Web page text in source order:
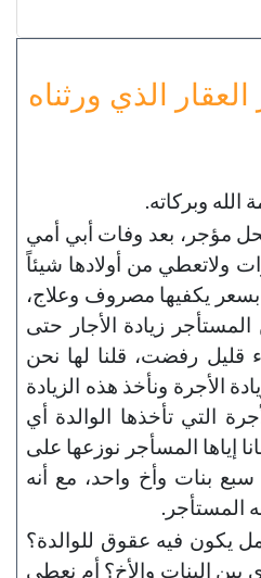
الذي ورثناه
وبركاته.
مؤجر، بعد وفات أبي أمي
ولاتعطي من أولادها شيئاً
يكفيها مصروف وعلاج،
زيادة الأجار حتى
قليل رفضت، قلنا لها نحن
الأجرة ونأخذ هذه الزيادة
التي تأخذها الوالدة أي
إياها المسأجر نوزعها على
بنات وأخ واحد، مع أنه
المستأجر.
يكون فيه عقوق للوالدة؟
بين البنات والأخ؟ أم نعطي